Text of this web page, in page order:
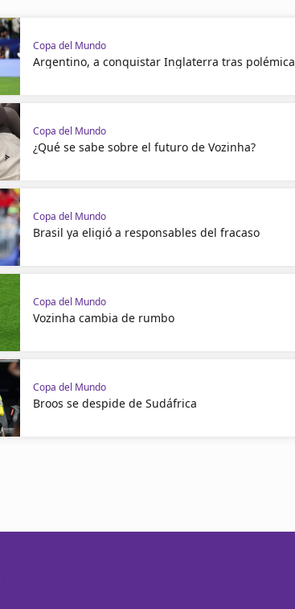
Copa del Mundo
Argentino, a conquistar Inglaterra tras polémica
Copa del Mundo
¿Qué se sabe sobre el futuro de Vozinha?
Copa del Mundo
Brasil ya eligió a responsables del fracaso
Copa del Mundo
Vozinha cambia de rumbo
Copa del Mundo
Broos se despide de Sudáfrica